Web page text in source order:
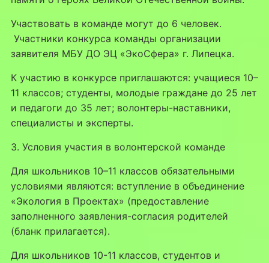
Участвовать в команде могут до 6 человек.
Участники конкурса команды организации
заявителя МБУ ДО ЭЦ «ЭкоСфера» г. Липецка.
К участию в конкурсе приглашаются: учащиеся 10–
11 классов; студенты, молодые граждане до 25 лет
и педагоги до 35 лет; волонтеры-наставники,
специалисты и эксперты.
3. Условия участия в волонтерской команде
Для школьников 10–11 классов обязательными
условиями являются: вступление в объединение
«Экология в Проектах» (предоставление
заполненного заявления-согласия родителей
(бланк прилагается).
Для школьников 10-11 классов, студентов и